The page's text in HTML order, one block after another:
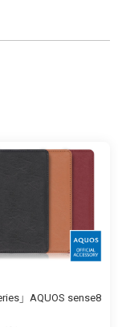
」AQUOS sense8